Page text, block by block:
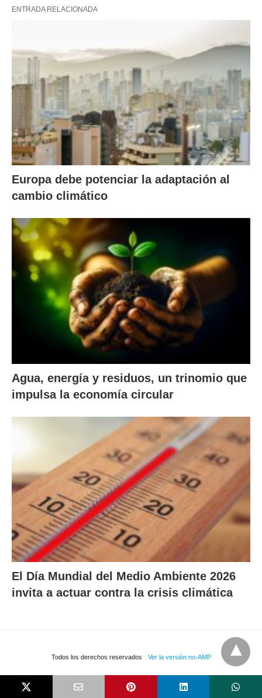
ENTRADA RELACIONADA
Europa debe potenciar la adaptación al
cambio climático
Agua, energía y residuos, un trinomio que
impulsa la economía circular
El Día Mundial del Medio Ambiente 2026
invita a actuar contra la crisis climática
Todos los derechos reservados Ver la versión no-AMP